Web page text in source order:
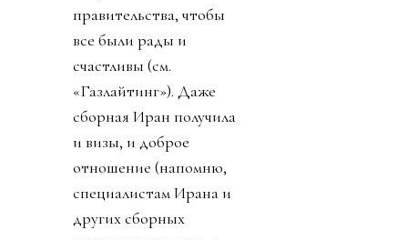
правительства, чтобы
все были рады и
счастливы (см.
«Газлайтинг»). Даже
сборная Иран получила
и визы, и доброе
отношение (напомню,
специалистам Ирана и
других сборных